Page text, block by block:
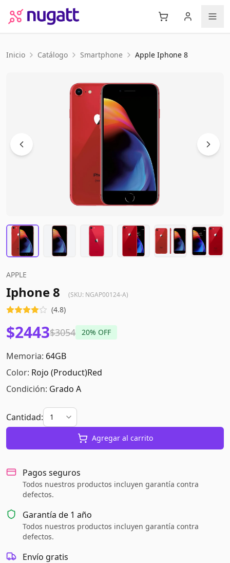
Inicio Catálogo Smartphone Apple Iphone 8
APPLE
Iphone 8 (SKU: NGAP00124-A)
(4.8)
$2443$3054 20% OFF
Memoria: 64GB
Color: Rojo (product)red
Condición: Grado A
Cantidad:
Agregar al carrito
Pagos seguros
Todos nuestros productos incluyen garantía contra
defectos.
Garantía de 1 año
Todos nuestros productos incluyen garantía contra
defectos.
Envío gratis